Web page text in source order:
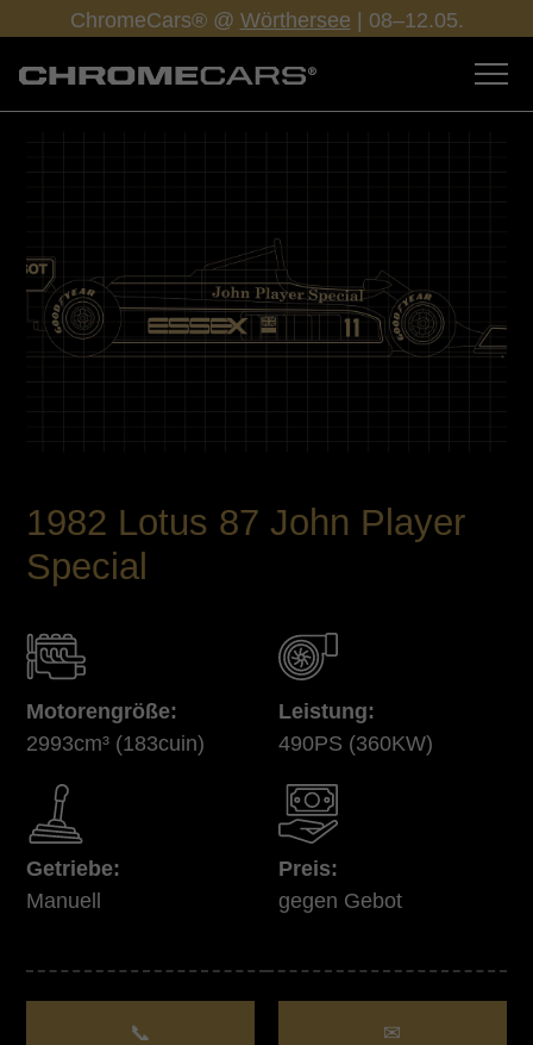
ChromeCars® @ Wörthersee | 08–12.05.
1982 Lotus 87 John Player
Special
Motorengröße:
2993cm³ (183cuin)
Leistung:
490PS (360KW)
Getriebe:
Manuell
Preis:
gegen Gebot
📞 ✉